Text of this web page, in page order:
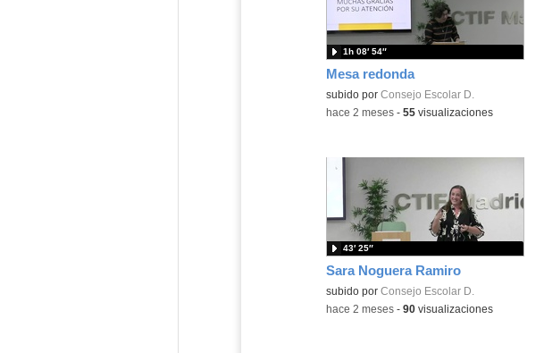
Mesa redonda
subido por Consejo Escolar D.
1h 08′ 54″
-hace 2 meses- 55visualizaciones
Sara Noguera Ramiro
subido por Consejo Escolar D.
43′ 25″
-hace 2 meses- 90visualizaciones